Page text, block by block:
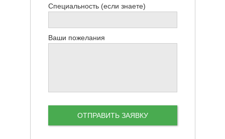
Специальность (если знаете)
Ваши пожелания